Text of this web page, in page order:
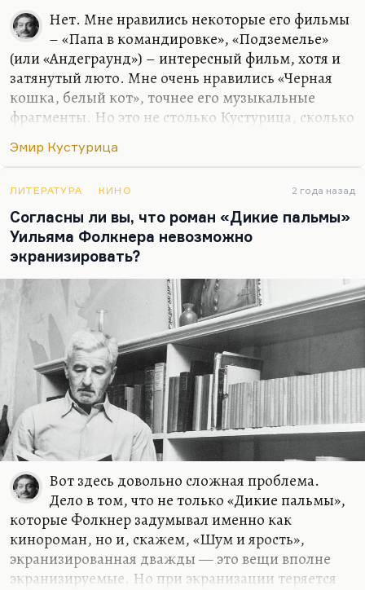
Нет. Мне нравились некоторые его фильмы
– «Папа в командировке», «Подземелье»
(или «Андеграунд») – интересный фильм, хотя и
затянутый люто. Мне очень нравились «Черная
кошка, белый кот», точнее его музыкальные
фрагменты. Но это не столько Кустурица, сколько
аморфным, режиссура его безвольной, картина
бы хороший фильм, но он ужасно затянутый,
кончается раз пять или шесть. И уж совсем мне не
понравилась «Arizona Dream». Не знаю, почему,
но почему-то мне было так скучно, простите
меня. Даже Джонни Депп не спасал.
Эмир Кустурица
ЛИТЕРАТУРА КИНО 2 года назад
Согласны ли вы, что роман «Дикие пальмы»
Уильяма Фолкнера невозможно
экранизировать?
Вот здесь довольно сложная проблема.
Дело в том, что не только «Дикие пальмы»,
которые Фолкнер задумывал именно как
кинороман, но и, скажем, «Шум и ярость»,
экранизированная дважды — это вещи вполне
экранизируемые. Но при экранизации теряется